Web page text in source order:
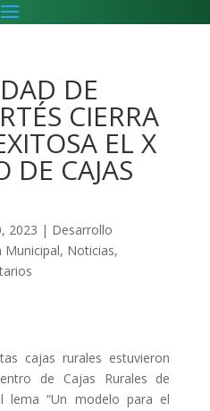
DE
CIERRA
EL X
DE CAJAS
2023 | Desarrollo
Municipal, Noticias,
cajas rurales estuvieron
de Cajas Rurales de
lema “Un modelo para el